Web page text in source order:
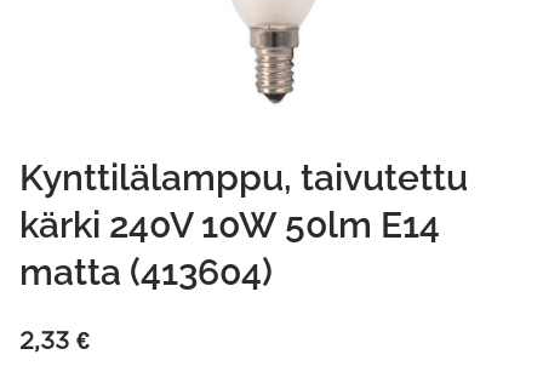
Kynttilälamppu, taivutettu
kärki 240V 10W 50lm E14
matta (413604)
2,33 €